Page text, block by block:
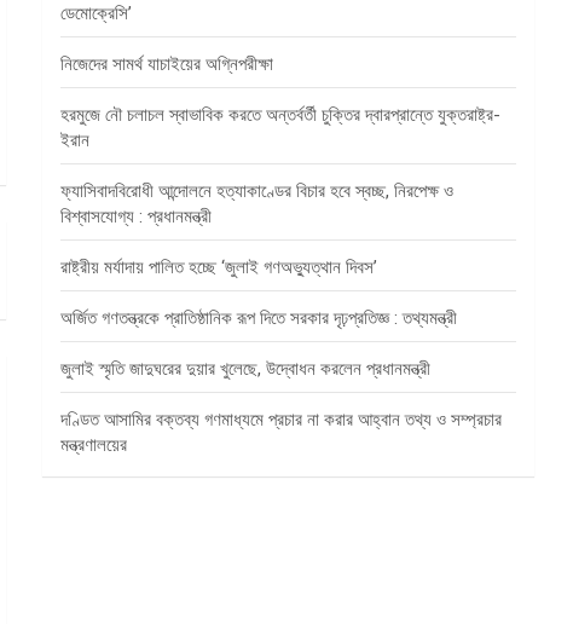
ডেমোক্রেসি’
নিজেদের সামর্থ যাচাইয়ের অগ্নিপরীক্ষা
হরমুজে নৌ চলাচল স্বাভাবিক করতে অন্তর্বর্তী চুক্তির দ্বারপ্রান্তে যুক্তরাষ্ট্র-
ইরান
ফ্যাসিবাদবিরোধী আন্দোলনে হত্যাকাণ্ডের বিচার হবে স্বচ্ছ, নিরপেক্ষ ও
বিশ্বাসযোগ্য : প্রধানমন্ত্রী
রাষ্ট্রীয় মর্যাদায় পালিত হচ্ছে ‘জুলাই গণঅভ্যুত্থান দিবস’
অর্জিত গণতন্ত্রকে প্রাতিষ্ঠানিক রূপ দিতে সরকার দৃঢ়প্রতিজ্ঞ : তথ্যমন্ত্রী
জুলাই স্মৃতি জাদুঘরের দুয়ার খুলেছে, উদ্বোধন করলেন প্রধানমন্ত্রী
দণ্ডিত আসামির বক্তব্য গণমাধ্যমে প্রচার না করার আহ্বান তথ্য ও সম্প্রচার
মন্ত্রণালয়ের